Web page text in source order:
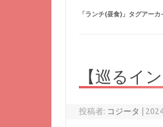
「ランチ(昼食) 」タグアーカ
【巡るイ
投稿者: コジータ